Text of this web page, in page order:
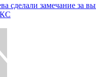
сделали замечание за